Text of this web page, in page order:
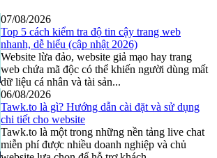
07/08/2026
Top 5 cách kiểm tra độ tin cậy trang web
nhanh, dễ hiểu (cập nhật 2026)
Website lừa đảo, website giả mạo hay trang
web chứa mã độc có thể khiến người dùng mất
dữ liệu cá nhân và tài sản...
06/08/2026
Tawk.to là gì? Hướng dẫn cài đặt và sử dụng
chi tiết cho website
Tawk.to là một trong những nền tảng live chat
miễn phí được nhiều doanh nghiệp và chủ